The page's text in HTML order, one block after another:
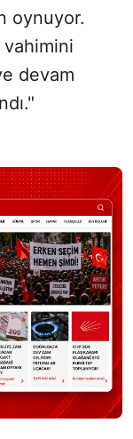
oynuyor.
devam